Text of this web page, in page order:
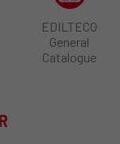
EDILTECO
General
Catalogue